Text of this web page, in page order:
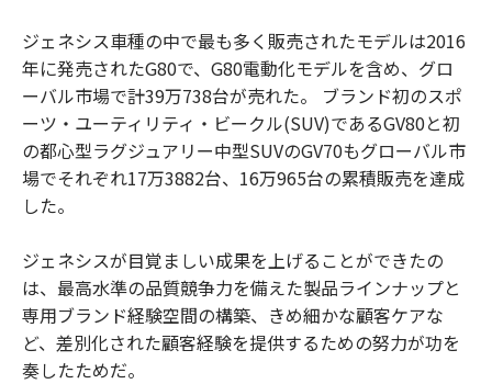
ジェネシス車種の中で最も多く販売されたモデルは2016
年に発売されたG80で、G80電動化モデルを含め、グロ
ーバル市場で計39万738台が売れた。 ブランド初のスポ
ーツ・ユーティリティ・ビークル(SUV)であるGV80と初
の都心型ラグジュアリー中型SUVのGV70もグローバル市
場でそれぞれ17万3882台、16万965台の累積販売を達成
した。
ジェネシスが目覚ましい成果を上げることができたの
は、最高水準の品質競争力を備えた製品ラインナップと
専用ブランド経験空間の構築、きめ細かな顧客ケアな
ど、差別化された顧客経験を提供するための努力が功を
奏したためだ。